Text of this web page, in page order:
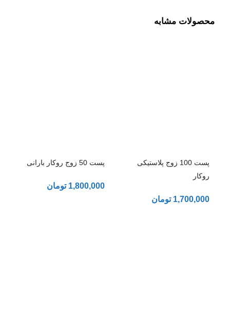
محصولات مشابه
پست 100 زوج پلاستیکی
روکار
1,700,000 تومان
پست 50 زوج روکار بارانی
1,800,000 تومان